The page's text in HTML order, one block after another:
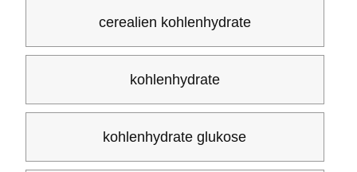
cerealien kohlenhydrate
kohlenhydrate
kohlenhydrate glukose